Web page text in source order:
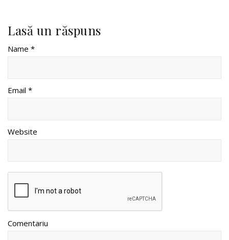
Lasă un răspuns
Name *
Email *
Website
Comentariu